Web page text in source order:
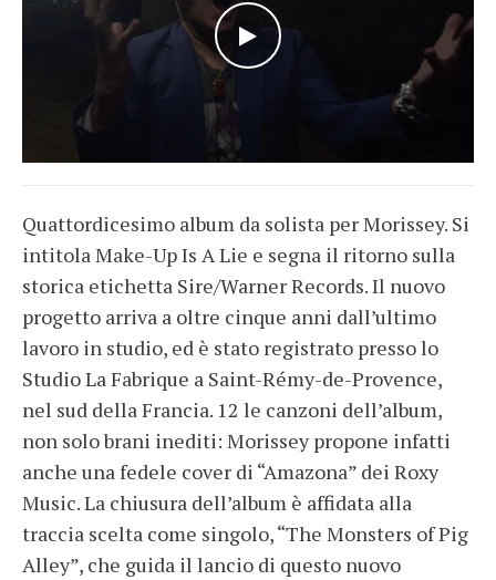
WATCH THE VIDEO
Quattordicesimo album da solista per Morissey. Si
intitola Make-Up Is A Lie e segna il ritorno sulla
storica etichetta Sire/Warner Records. Il nuovo
progetto arriva a oltre cinque anni dall’ultimo
lavoro in studio, ed è stato registrato presso lo
Studio La Fabrique a Saint-Rémy-de-Provence,
nel sud della Francia. 12 le canzoni dell’album,
non solo brani inediti: Morissey propone infatti
anche una fedele cover di “Amazona” dei Roxy
Music. La chiusura dell’album è affidata alla
traccia scelta come singolo, “The Monsters of Pig
Alley”, che guida il lancio di questo nuovo